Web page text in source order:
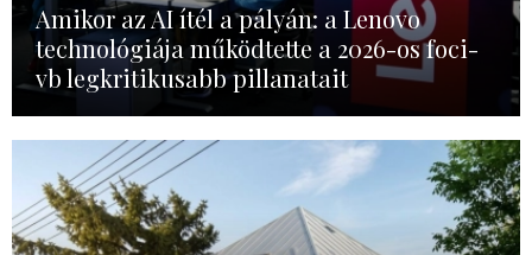
Amikor az AI ítél a pályán: a Lenovo
technológiája működtette a 2026-os foci-
vb legkritikusabb pillanatait